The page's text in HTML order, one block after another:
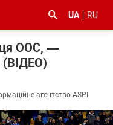
UA RU
ООС, —
(ВІДЕО)
агентство ASPI